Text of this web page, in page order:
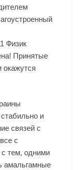
Физик
Принятые
окажутся
и
связей с
с
с тем, одними
амальгамные